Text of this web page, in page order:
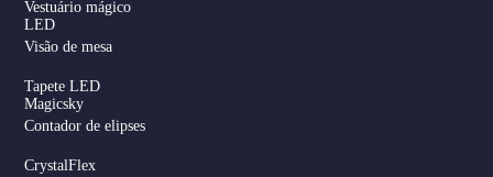
Vestuário mágico
LED
Visão de mesa
Tapete LED
Magicsky
Contador de elipses
CrystalFlex